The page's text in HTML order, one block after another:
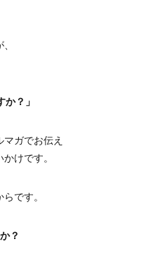
か？」
ガでお伝え
けです。
です。
？